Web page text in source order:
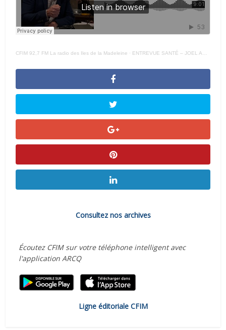
CFIM 92,7 FM La radio des Iles de la Madeleine · ENTREVUE SANTÉ – JOEL ARSENEAU 12 – 01 – 21
Consultez nos archives
Écoutez CFIM sur votre téléphone intelligent avec
l'application ARCQ
Ligne éditoriale CFIM